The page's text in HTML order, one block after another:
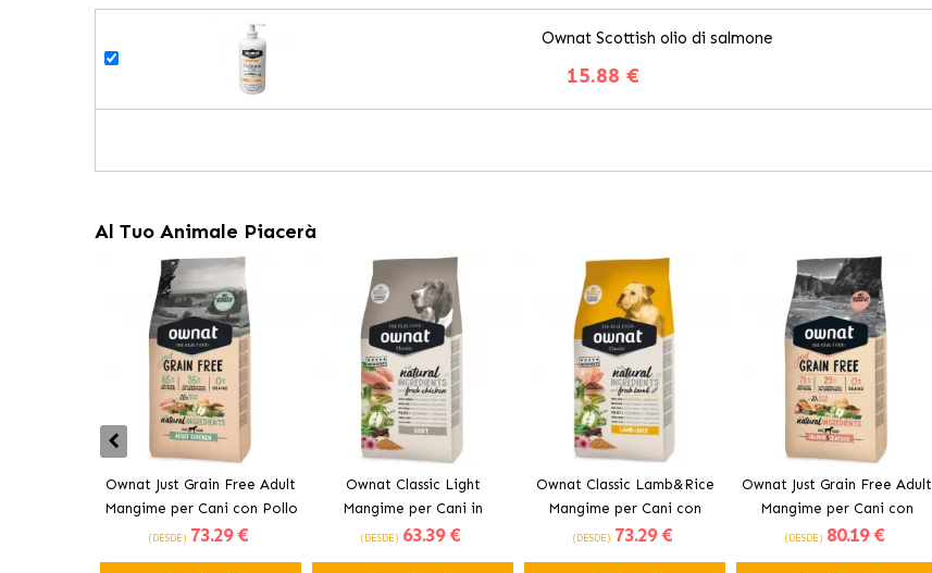
Ownat Scottish olio di salmone
15.88 €
Al Tuo Animale Piacerà
Ownat Just Grain Free Adult
Mangime per Cani con Pollo
(DESDE) 73.29 €
Ownat Classic Light
Mangime per Cani in
Sovrappeso
(DESDE) 63.39 €
Ownat Classic Lamb&Rice
Mangime per Cani con
Agnello e Riso
(DESDE) 73.29 €
Ownat Just Grain Free Adult
Mangime per Cani con
Salmone
(DESDE) 80.19 €